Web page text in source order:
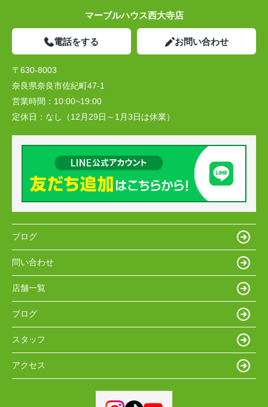
マーブルハウス西大寺店
電話をする お問い合わせ
〒630-8003
奈良県奈良市佐紀町47-1
営業時間： 10:00~19:00
定休日： なし（12月29日～1月3日は休業）
ブログ
問い合わせ
店舗一覧
ブログ
スタッフ
アクセス